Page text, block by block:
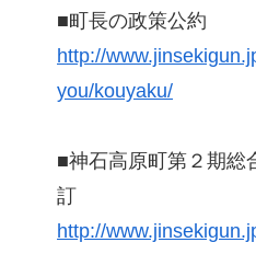
■町長の政策公約
http://
you/kouyaku/
■神石高原町第２期総
訂
http://